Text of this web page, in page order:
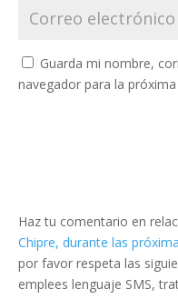
Guarda mi nombre,
navegador para la
Haz tu comentario en
Chipre, durante las
por favor respeta las
emplees lenguaje SMS,